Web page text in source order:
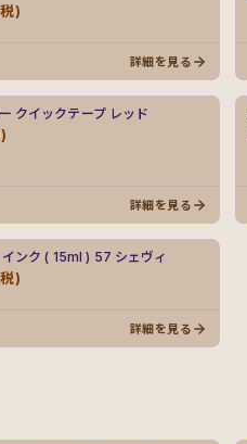
)
詳細を見る
クイックテープ レッド
詳細を見る
インク ( 15ml ) 57 シェヴィ
)
詳細を見る